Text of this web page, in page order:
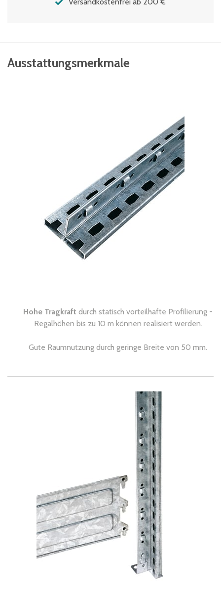
Ausstattungsmerkmale
Hohe Tragkraft durch statisch vorteilhafte Profilierung -
Regalhöhen bis zu 10 m können realisiert werden.
Gute Raumnutzung durch geringe Breite von 50 mm.